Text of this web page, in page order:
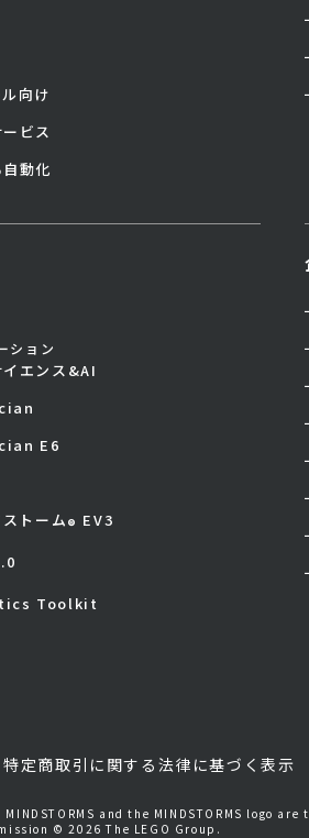
向け
ビス
動化
ション
エンス&AI
E6
トーム® EV3
Toolkit
特定商取引に関する法律に基づく表示
and the MINDSTORMS logo
© 2026 The LEGO Group.